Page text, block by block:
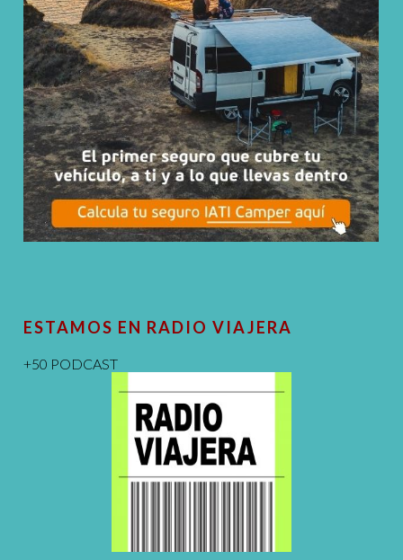
ESTAMOS EN RADIO VIAJERA
+50 PODCAST